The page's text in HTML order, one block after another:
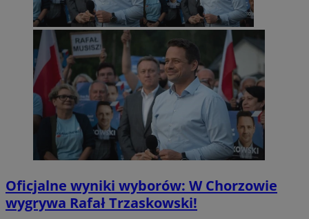
Oficjalne wyniki wyborów: W Chorzowie
wygrywa Rafał Trzaskowski!